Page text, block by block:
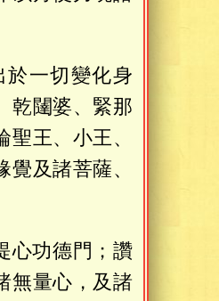
一切變化身
乾闥婆、緊那
王、小王、
及諸菩薩、
心功德門；讚
無量心，及諸